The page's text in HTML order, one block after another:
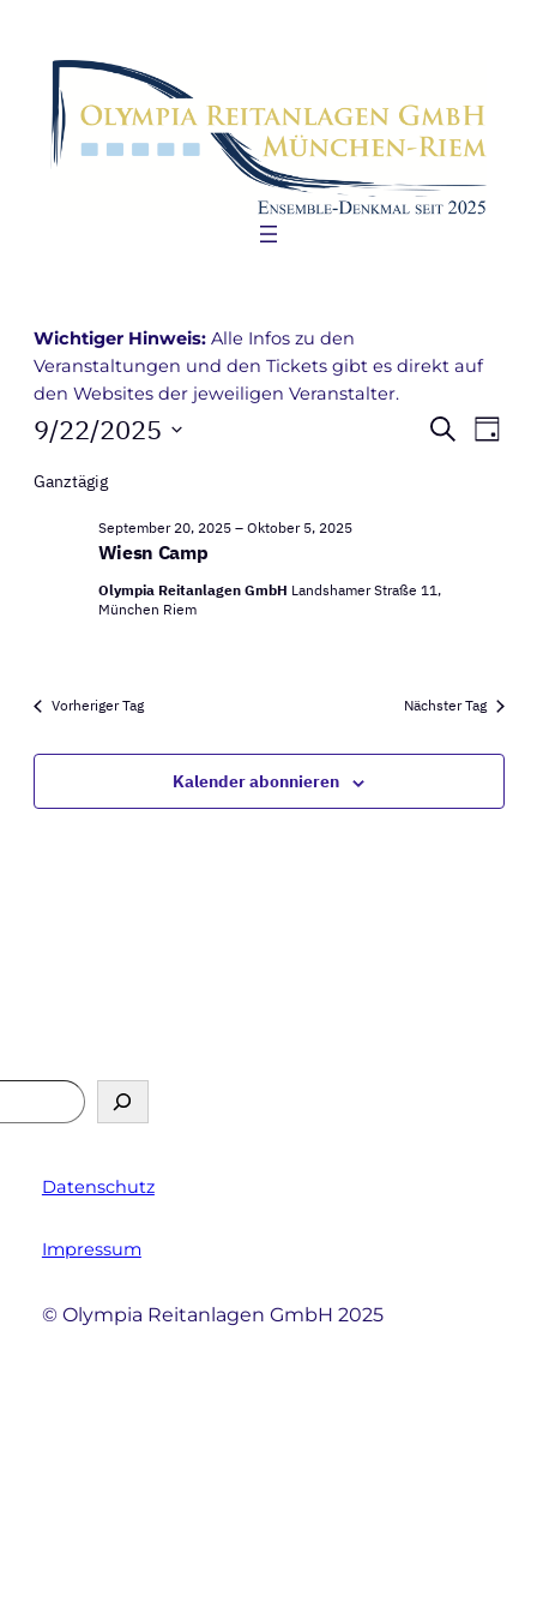
Wichtiger Hinweis:Alle Infos zu den
Veranstaltungen und den Tickets gibt es direkt auf
den Websites der jeweiligen Veranstalter.
Veranstaltungen
for
September
2025
Suche
Tag
9/22/2025
wählen.
Ganztägig
Wiesn Camp
September 20, 2025– Oktober 5, 2025
Olympia Reitanlagen GmbH Landshamer Straße 11,
München Riem
Vorheriger Tag Nächster Tag
Kalender abonnieren
Datenschutz
Impressum
© Olympia Reitanlagen GmbH 2025